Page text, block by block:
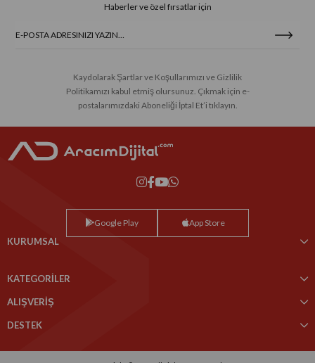
Haberler ve özel fırsatlar için
Kaydolarak Şartlar ve Koşullarımızı ve Gizlilik
Politikamızı kabul etmiş olursunuz. Çıkmak için e-
postalarımızdaki Aboneliği İptal Et’i tıklayın.
Google Play App Store
KURUMSAL
KATEGORİLER
ALIŞVERİŞ
DESTEK